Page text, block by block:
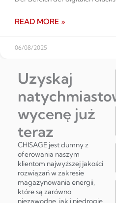
READ MORE »
06/08/2025
Uzyskaj
wycenę już
teraz
CHISAGE jest dumny z
oferowania naszym
klientom najwyższej jakości
rozwiązań w zakresie
magazynowania energii,
które są zarówno
niezawodne, jak i niedrogie.